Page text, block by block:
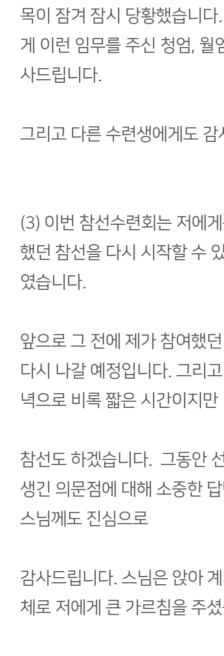
목이 잠겨 잠시 당황했습니
게 이런 임무를 주신 청엄, 월
사드립니다.
그리고 다른 수련생에게도
(3) 이번 참선수련회는 저에
했던 참선을 다시 시작할 수
였습니다.
앞으로 그 전에 제가 참여했
다시 나갈 예정입니다. 그리
녁으로 비록 짧은 시간이지만
참선도 하겠습니다. 그동안
생긴 의문점에 대해 소중한
스님께도 진심으로
감사드립니다. 스님은 앉아
체로 저에게 큰 가르침을 주